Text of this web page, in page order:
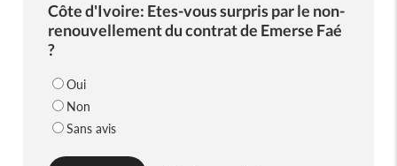
Côte d'Ivoire: Etes-vous surpris par le non-
renouvellement du contrat de Emerse Faé
?
Oui
Non
Sans avis